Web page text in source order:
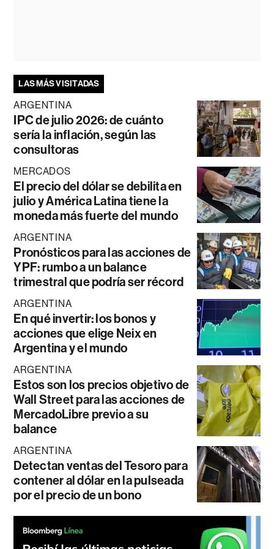
LAS MÁS VISITADAS
ARGENTINA
IPC de julio 2026: de cuánto
sería la inflación, según las
consultoras
MERCADOS
El precio del dólar se debilita en
julio y América Latina tiene la
moneda más fuerte del mundo
ARGENTINA
Pronósticos para las acciones de
YPF: rumbo a un balance
trimestral que podría ser récord
ARGENTINA
En qué invertir: los bonos y
acciones que elige Neix en
Argentina y el mundo
ARGENTINA
Estos son los precios objetivo de
Wall Street para las acciones de
MercadoLibre previo a su
balance
ARGENTINA
Detectan ventas del Tesoro para
contener al dólar en la pulseada
por el precio de un bono